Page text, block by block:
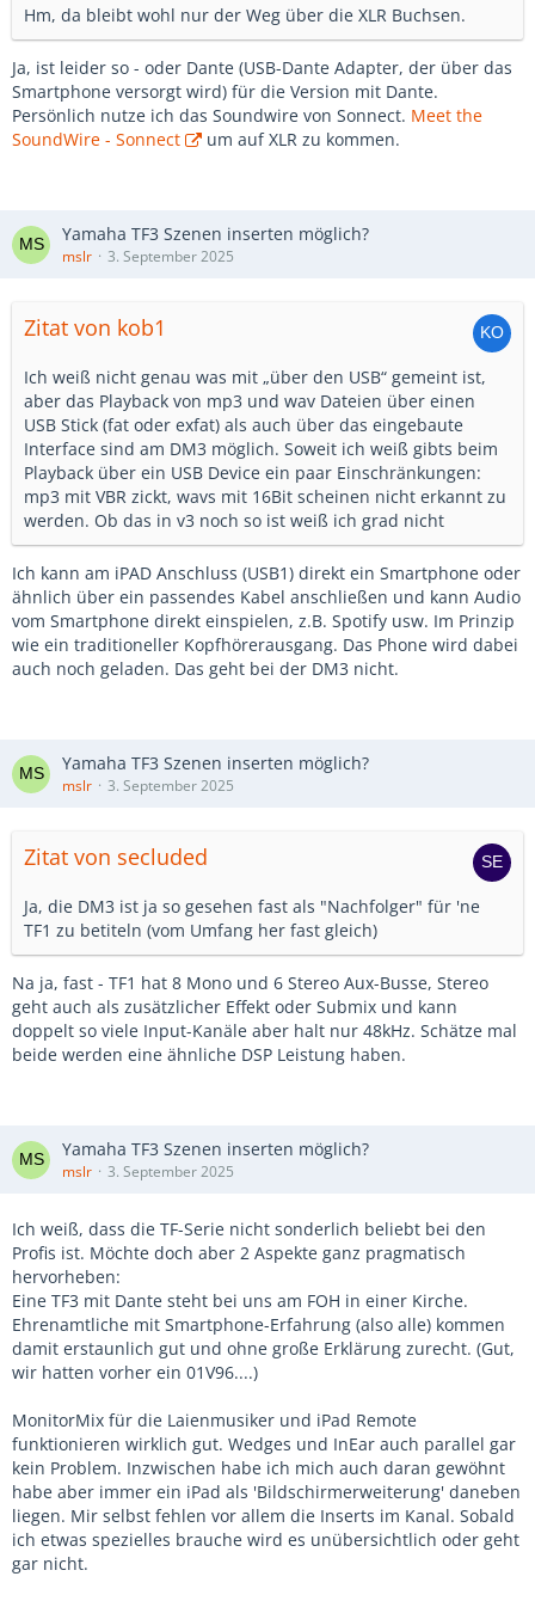
Hm, da bleibt wohl nur der Weg über die XLR Buchsen.
Ja, ist leider so - oder Dante (USB-Dante Adapter, der über das
Smartphone versorgt wird) für die Version mit Dante.
Persönlich nutze ich das Soundwire von Sonnect. Meet the
SoundWire - Sonnect
um auf XLR zu kommen.
Yamaha TF3 Szenen inserten möglich?
mslr 3. September 2025
Zitat von kob1
Ich weiß nicht genau was mit „über den USB“ gemeint ist,
aber das Playback von mp3 und wav Dateien über einen
USB Stick (fat oder exfat) als auch über das eingebaute
Interface sind am DM3 möglich. Soweit ich weiß gibts beim
Playback über ein USB Device ein paar Einschränkungen:
mp3 mit VBR zickt, wavs mit 16Bit scheinen nicht erkannt zu
werden. Ob das in v3 noch so ist weiß ich grad nicht
Ich kann am iPAD Anschluss (USB1) direkt ein Smartphone oder
ähnlich über ein passendes Kabel anschließen und kann Audio
vom Smartphone direkt einspielen, z.B. Spotify usw. Im Prinzip
wie ein traditioneller Kopfhörerausgang. Das Phone wird dabei
auch noch geladen. Das geht bei der DM3 nicht.
Yamaha TF3 Szenen inserten möglich?
mslr 3. September 2025
Zitat von secluded
Ja, die DM3 ist ja so gesehen fast als "Nachfolger" für 'ne
TF1 zu betiteln (vom Umfang her fast gleich)
Na ja, fast - TF1 hat 8 Mono und 6 Stereo Aux-Busse, Stereo
geht auch als zusätzlicher Effekt oder Submix und kann
doppelt so viele Input-Kanäle aber halt nur 48kHz. Schätze mal
beide werden eine ähnliche DSP Leistung haben.
Yamaha TF3 Szenen inserten möglich?
mslr 3. September 2025
Ich weiß, dass die TF-Serie nicht sonderlich beliebt bei den
Profis ist. Möchte doch aber 2 Aspekte ganz pragmatisch
hervorheben:
Eine TF3 mit Dante steht bei uns am FOH in einer Kirche.
Ehrenamtliche mit Smartphone-Erfahrung (also alle) kommen
damit erstaunlich gut und ohne große Erklärung zurecht. (Gut,
wir hatten vorher ein 01V96....)
MonitorMix für die Laienmusiker und iPad Remote
funktionieren wirklich gut. Wedges und InEar auch parallel gar
kein Problem. Inzwischen habe ich mich auch daran gewöhnt
habe aber immer ein iPad als 'Bildschirmerweiterung' daneben
liegen. Mir selbst fehlen vor allem die Inserts im Kanal. Sobald
ich etwas spezielles brauche wird es unübersichtlich oder geht
gar nicht.